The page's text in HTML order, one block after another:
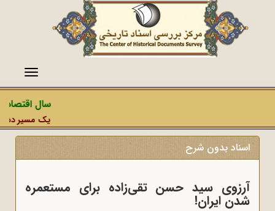
منو
سال
یک مسیر
اسناد بدون شرح
آرزوی سید حسن تقی‌زاده برای مستعمره
شدن ایران!